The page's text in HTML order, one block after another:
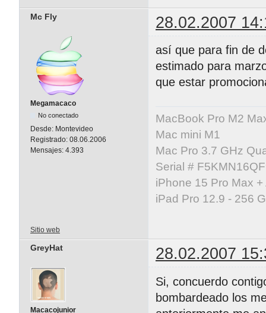
Mc Fly 28.02.2007
Megamacaco
No conectado
Desde: Montevideo
Registrado: 08.06.2006
Mensajes: 4.393
así que para fin de
estimado para
que estar
MacBook Pro M2
Mac mini M1
Mac Pro 3.7 GHz
Serial #
iPhone 15 Pro Max
iPad Pro 12.9 - 256
Sitio web
GreyHat 28.02.2007
Macacojunior
Si, concuerdo
bombardeado los